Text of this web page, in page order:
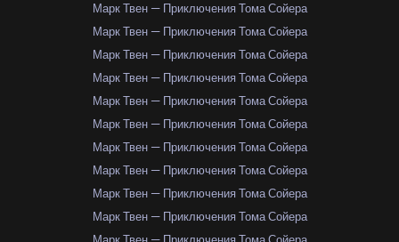
Марк Твен — Приключения Тома Сойера
Марк Твен — Приключения Тома Сойера
Марк Твен — Приключения Тома Сойера
Марк Твен — Приключения Тома Сойера
Марк Твен — Приключения Тома Сойера
Марк Твен — Приключения Тома Сойера
Марк Твен — Приключения Тома Сойера
Марк Твен — Приключения Тома Сойера
Марк Твен — Приключения Тома Сойера
Марк Твен — Приключения Тома Сойера